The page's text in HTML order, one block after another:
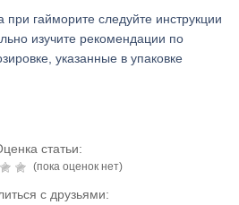
гайморите следуйте инструкции
изучите рекомендации по
указанные в упаковке
статьи:
(пока оценок нет)
с друзьями: